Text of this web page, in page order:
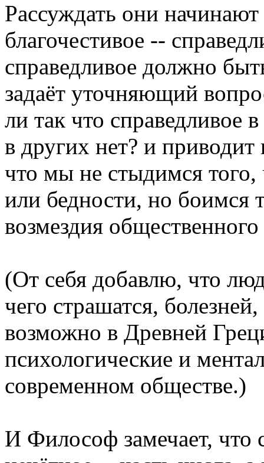
Рассуждать они начинают
благочестивое --
справедливое должно
задаёт уточняющий
ли так что справедливое
в других нет? и
что мы не стыдимся
или бедности, но боимся
возмездия
(От себя добавлю, что
чего страшатся,
возможно в Древней
психологические и
современном обществе.)
И Философ замечает, что